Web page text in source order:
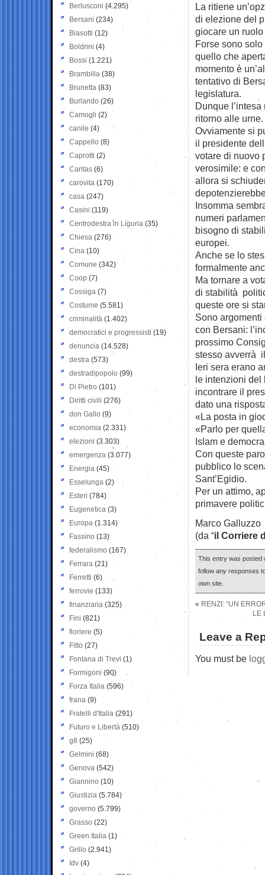
La ritiene
di elezione del
giocare un
Forse sono
quello che
momento è
tentativo di
legislatura.
Dunque
ritorno alle urne.
Ovviamente si
il presidente
votare di nuovo
verosimile: e
allora si
Insomma
numeri
bisogno di
europei.
Anche se lo
formalmente
Ma tornare a
di stabilità
queste ore si
Sono
con Bersani:
prossimo
stesso avverrà
Ieri sera erano
le intenzioni del
incontrare il
dato una
«La posta in
«Parlo per
Islam e
Con queste
pubblico lo
Sant’Egidio.
Per un attimo,
primavere
Marco Galluzzo
(da “il Corriere
This entry was posted
follow any responses
own site.
« RENZI: “UN
LE
Leave a
You must be
Berlusconi (4.295)
Bersani (234)
Biasotti (12)
Boldrini (4)
Bossi (1.221)
Brambilla (38)
Brunetta (83)
Burlando (26)
Camogli (2)
canile (4)
Cappello (8)
Caprotti (2)
Caritas (6)
carovita (170)
casa (247)
Casini (119)
Centrodestra in Liguria (35)
Chiesa (276)
Cina (10)
Comune (342)
Coop (7)
Cossiga (7)
Costume (5.581)
criminalità (1.402)
democratici e progressisti (19)
denuncia (14.528)
destra (573)
destradipopolo (99)
Di Pietro (101)
Diritti civili (276)
don Gallo (9)
economia (2.331)
elezioni (3.303)
emergenza (3.077)
Energia (45)
Esselunga (2)
Esteri (784)
Eugenetica (3)
Europa (1.314)
Fassino (13)
federalismo (167)
Ferrara (21)
Ferretti (6)
ferrovie (133)
finanziaria (325)
Fini (821)
fioriere (5)
Fitto (27)
Fontana di Trevi (1)
Formigoni (90)
Forza Italia (596)
frana (9)
Fratelli d'Italia (291)
Futuro e Libertà (510)
g8 (25)
Gelmini (68)
Genova (542)
Giannino (10)
Giustizia (5.784)
governo (5.799)
Grasso (22)
Green Italia (1)
Grillo (2.941)
Idv (4)